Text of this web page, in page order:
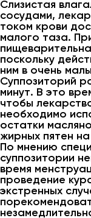
Слизистая
сосудами,
током крови
малого таза.
поскольку
ним в очень
Суппозиторий
минут. В это
чтобы
необходимо
остатки
жирных пятен
По мнению
суппозитории
время
проведение
экстренных